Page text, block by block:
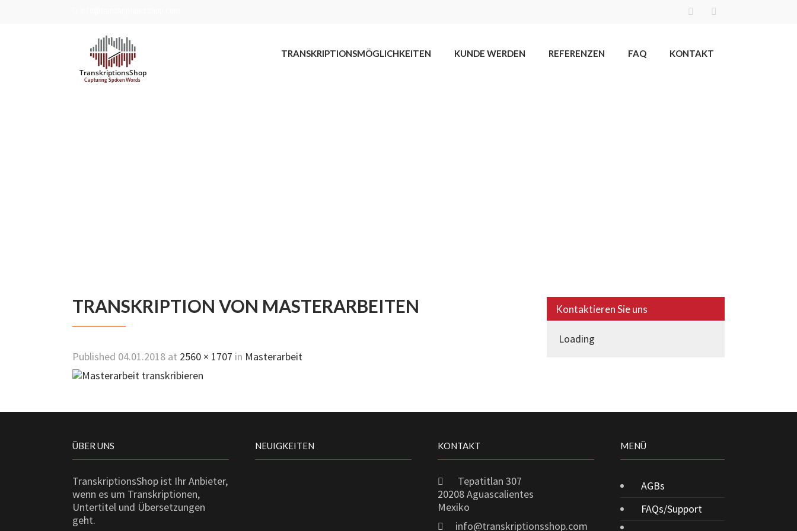
TRANSKRIPTIONSMÖGLICHKEITEN KUNDE WERDEN REFERENZEN FAQ KONTAKT
TRANSKRIPTION VON MASTERARBEITEN
Published 04.01.2018 at 2560 × 1707 in Masterarbeit
Kontaktieren Sie uns
Loading
ÜBER UNS
TranskriptionsShop ist Ihr Anbieter,
wenn es um Transkriptionen,
Untertitel und Übersetzungen
geht.
NEUIGKEITEN KONTAKT
Tepatitlan 307
20208 Aguascalientes
Mexiko
info@transkriptionsshop.com
MENÜ
AGBs
FAQs/Support